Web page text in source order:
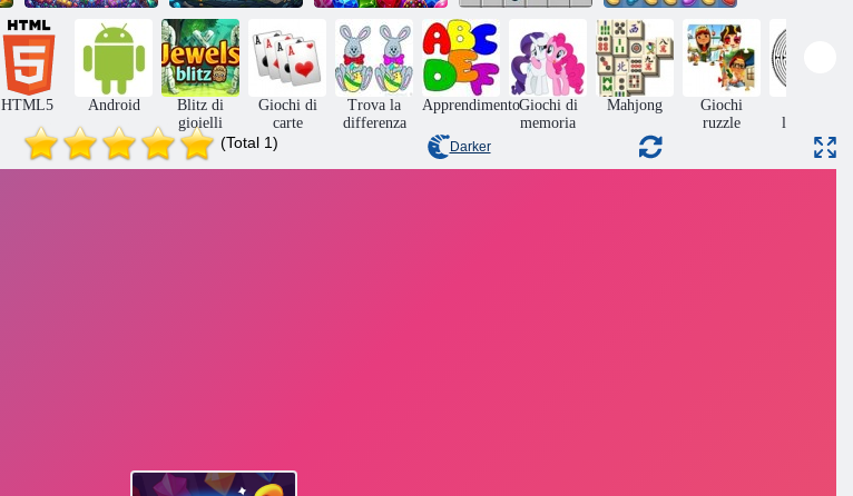
Blocca il puzzle
della gemma
principale
Rune della
caverna
Eclissi di
caramelle
Linea 98 Fruita Crush
HTML5 Android
Blitz di
gioielli
Giochi di
carte
Trova la
differenza
ApprendimentoGiochi di
memoria
Mahjong
Giochi
ruzzle
labirinto
(Total 1) Darker